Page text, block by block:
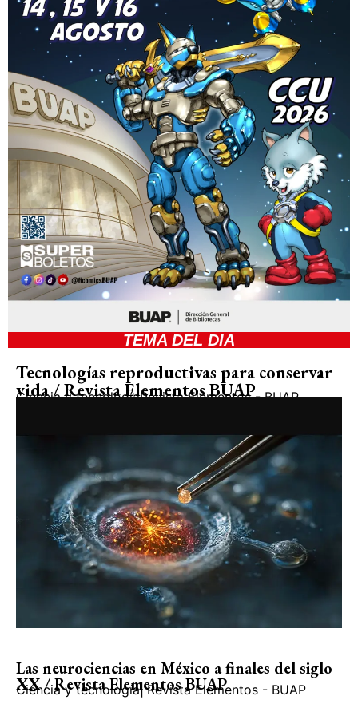
TEMA DEL DIA
Tecnologías reproductivas para conservar
vida / Revista Elementos BUAP
Ciencia y tecnologíaRevista Elementos - BUAP
Las neurociencias en México a finales del siglo
XX / Revista Elementos BUAP
Ciencia y tecnología| Revista Elementos - BUAP